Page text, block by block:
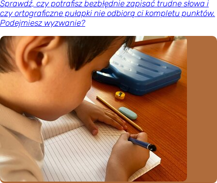
Sprawdź, czy potrafisz bezbłędnie zapisać trudne słowa i
czy ortograficzne pułapki nie odbiorą ci kompletu punktów.
Podejmiesz wyzwanie?